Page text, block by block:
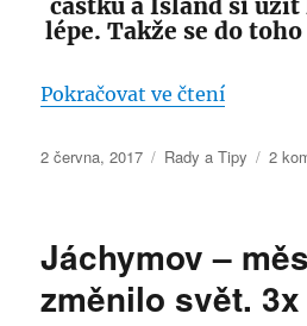
lépe. Takže se do
Pokračovat ve čtení„Island
Publikováno:
2 června, 2017 Rubriky:
Rady a Tipy 2
Jáchymov –
změnilo svět. 3x